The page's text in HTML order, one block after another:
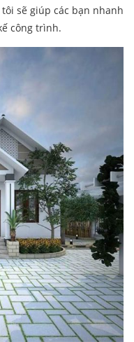
sẽ giúp các bạn nhanh
công trình.